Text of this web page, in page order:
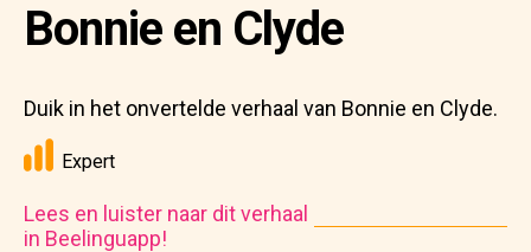
Bonnie en Clyde
Duik in het onvertelde verhaal van Bonnie en Clyde.
Expert
Lees en luister naar dit verhaal
in Beelinguapp!